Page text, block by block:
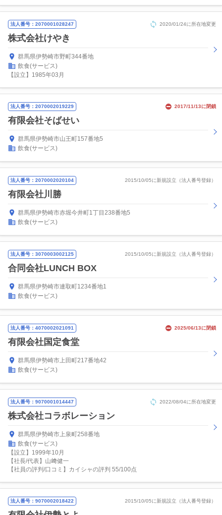
法人番号：2070001028247 2020/01/24に所在地変更
株式会社けやき
群馬県伊勢崎市野町344番地
飲食(サービス)
【設立】1985年03月
法人番号：2070002019229 2017/11/13に閉鎖
有限会社そばせい
群馬県伊勢崎市山王町157番地5
飲食(サービス)
法人番号：2070002020104 2015/10/05に新規設立（法人番号登録）
有限会社川勝
群馬県伊勢崎市赤堀今井町1丁目238番地5
飲食(サービス)
法人番号：3070003002125 2015/10/05に新規設立（法人番号登録）
合同会社LUNCH BOX
群馬県伊勢崎市連取町1234番地1
飲食(サービス)
法人番号：4070002021091 2025/06/13に閉鎖
有限会社国定食堂
群馬県伊勢崎市上田町217番地42
飲食(サービス)
法人番号：9070001014447 2022/08/04に所在地変更
株式会社コラボレーション
群馬県伊勢崎市上泉町258番地
飲食(サービス)
【設立】1999年10月
【社長/代表】山﨑健一
【社員の評判/口コミ】カイシャの評判 55/100点
法人番号：9070002018422 2015/10/05に新規設立（法人番号登録）